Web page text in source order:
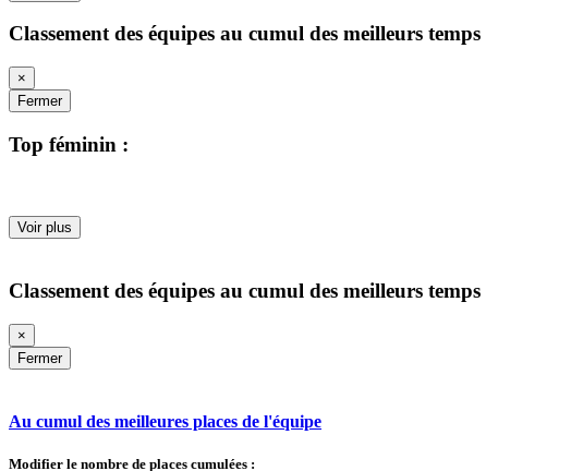
Classement des équipes au cumul des meilleurs temps
×
Fermer
Top féminin :
Voir plus
Classement des équipes au cumul des meilleurs temps
×
Fermer
Au cumul des meilleures places de l'équipe
Modifier le nombre de places cumulées :